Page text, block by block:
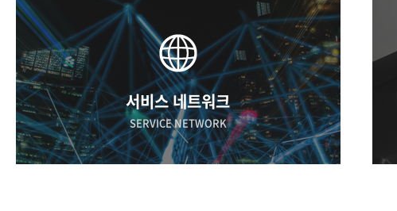
서비스 네트워크
SERVICE NETWORK